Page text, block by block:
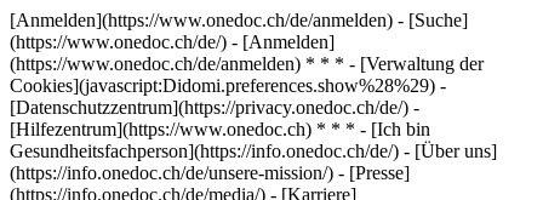
[Anmelden](https://www.onedoc.ch/de/anmelden) - [Suche]
(https://www.onedoc.ch/de/) - [Anmelden]
(https://www.onedoc.ch/de/anmelden) * * * - [Verwaltung der
Cookies](javascript:Didomi.preferences.show%28%29) -
[Datenschutzzentrum](https://privacy.onedoc.ch/de/) -
[Hilfezentrum](https://www.onedoc.ch) * * * - [Ich bin
Gesundheitsfachperson](https://info.onedoc.ch/de/) - [Über uns]
(https://info.onedoc.ch/de/unsere-mission/) - [Presse]
(https://info.onedoc.ch/de/media/) - [Karriere]